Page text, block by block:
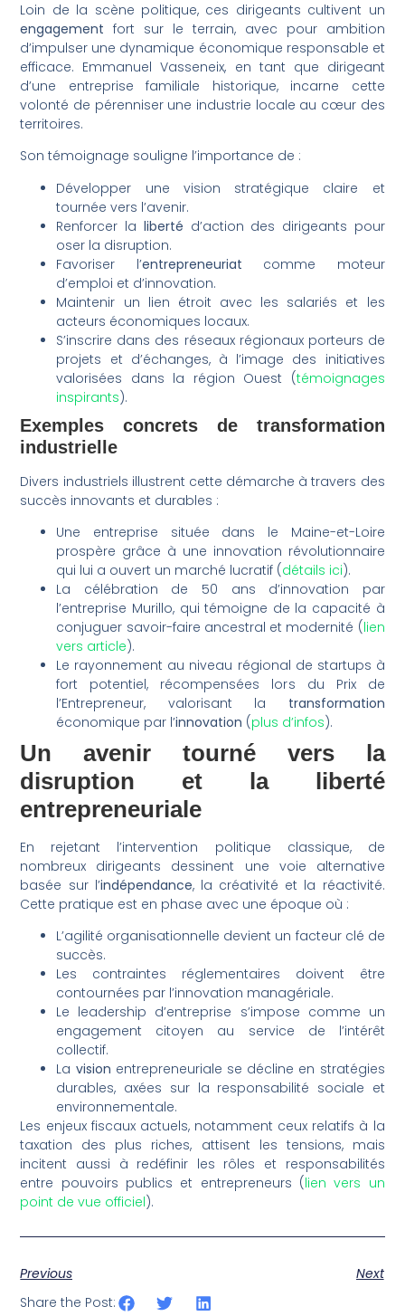
Loin de la scène politique, ces dirigeants cultivent un
engagement fort sur le terrain, avec pour ambition
d’impulser une dynamique économique responsable et
efficace. Emmanuel Vasseneix, en tant que dirigeant
d’une entreprise familiale historique, incarne cette
volonté de pérenniser une industrie locale au cœur des
territoires.
Son témoignage souligne l’importance de :
Développer une vision stratégique claire et
tournée vers l’avenir.
Renforcer la liberté d’action des dirigeants pour
oser la disruption.
Favoriser l’entrepreneuriat comme moteur
d’emploi et d’innovation.
Maintenir un lien étroit avec les salariés et les
acteurs économiques locaux.
S’inscrire dans des réseaux régionaux porteurs de
projets et d’échanges, à l’image des initiatives
valorisées dans la région Ouest (témoignages
inspirants).
Exemples concrets de transformation
industrielle
Divers industriels illustrent cette démarche à travers des
succès innovants et durables :
Une entreprise située dans le Maine-et-Loire
prospère grâce à une innovation révolutionnaire
qui lui a ouvert un marché lucratif (détails ici).
La célébration de 50 ans d’innovation par
l’entreprise Murillo, qui témoigne de la capacité à
conjuguer savoir-faire ancestral et modernité (lien
vers article).
Le rayonnement au niveau régional de startups à
fort potentiel, récompensées lors du Prix de
l’Entrepreneur, valorisant la transformation
économique par l’innovation (plus d’infos).
Un avenir tourné vers la
disruption et la liberté
entrepreneuriale
En rejetant l’intervention politique classique, de
nombreux dirigeants dessinent une voie alternative
basée sur l’indépendance, la créativité et la réactivité.
Cette pratique est en phase avec une époque où :
L’agilité organisationnelle devient un facteur clé de
succès.
Les contraintes réglementaires doivent être
contournées par l’innovation managériale.
Le leadership d’entreprise s’impose comme un
engagement citoyen au service de l’intérêt
collectif.
La vision entrepreneuriale se décline en stratégies
durables, axées sur la responsabilité sociale et
environnementale.
Les enjeux fiscaux actuels, notamment ceux relatifs à la
taxation des plus riches, attisent les tensions, mais
incitent aussi à redéfinir les rôles et responsabilités
entre pouvoirs publics et entrepreneurs (lien vers un
point de vue officiel).
Previous
Next
Share the Post: